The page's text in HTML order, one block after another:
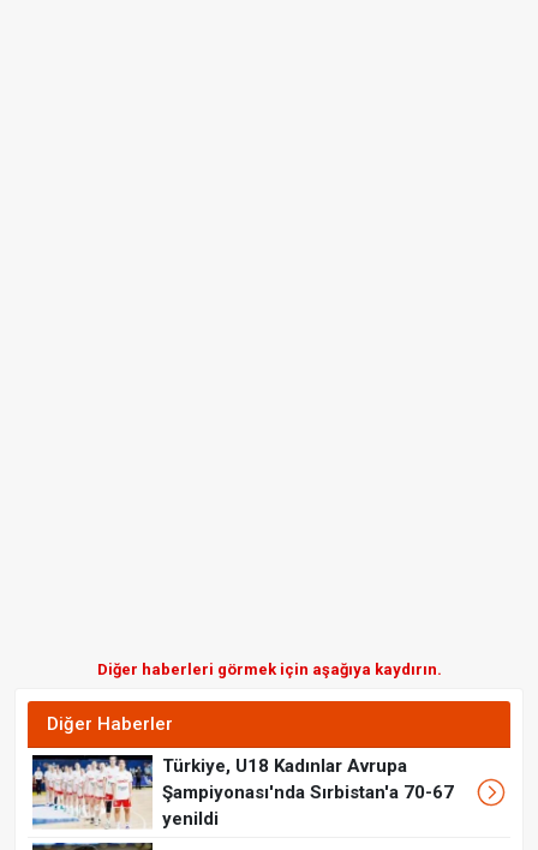
Diğer haberleri görmek için aşağıya kaydırın.
Diğer Haberler
Türkiye, U18 Kadınlar Avrupa
Şampiyonası'nda Sırbistan'a 70-67
yenildi